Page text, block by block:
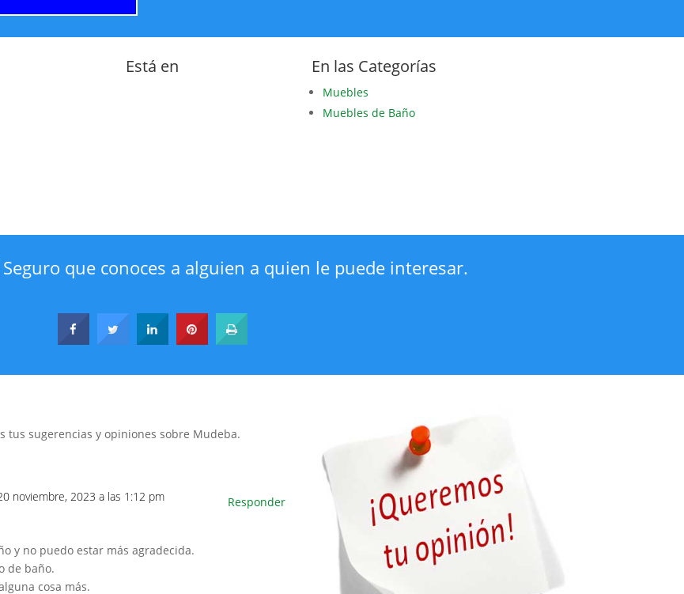
Está en En las Categorías
Muebles
Muebles de Baño
Seguro que conoces a alguien a quien le puede interesar.
tus sugerencias y opiniones sobre Mudeba.
noviembre, 2023 a las 1:12 pm
y no puedo estar más agradecida.
de baño.
cosa más.
Responder